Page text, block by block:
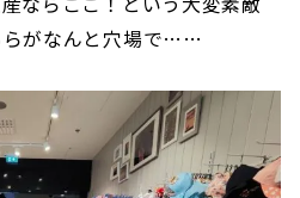
らがなんと穴場で……